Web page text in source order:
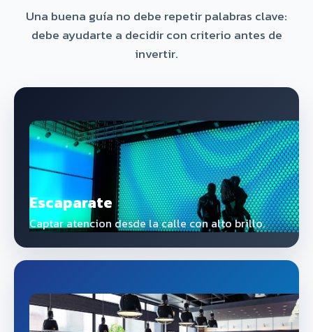
Una buena guía no debe repetir palabras clave:
debe ayudarte a decidir con criterio antes de
invertir.
Escaparate
Captar atencion desde la calle con alto brillo.